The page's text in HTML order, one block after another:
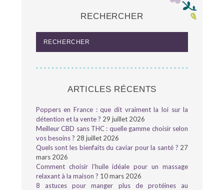
RECHERCHER
ARTICLES RÉCENTS
Poppers en France : que dit vraiment la loi sur la
détention et la vente ? 29 juillet 2026
Meilleur CBD sans THC : quelle gamme choisir selon
vos besoins ? 28 juillet 2026
Quels sont les bienfaits du caviar pour la santé ? 27
mars 2026
Comment choisir l’huile idéale pour un massage
relaxant à la maison ? 10 mars 2026
8 astuces pour manger plus de protéines au